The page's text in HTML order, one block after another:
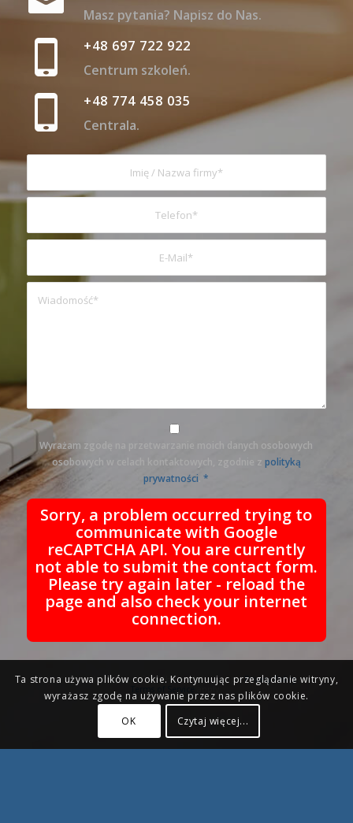
Masz pytania? Napisz do Nas.
+48 697 722 922
Centrum szkoleń.
+48 774 458 035
Centrala.
Wyrażam zgodę na przetwarzanie moich danych osobowych
osobowych w celach kontaktowych, zgodnie z polityką
prywatności .*
Sorry, a problem occurred trying to
communicate with Google
reCAPTCHA API. You are currently
not able to submit the contact form.
Please try again later - reload the
page and also check your internet
connection.
This site is protected by reCAPTCHA and the GooglePrivacy Policy and
Terms of Serviceapply.
Ta strona używa plików cookie. Kontynuując przeglądanie witryny,
wyrażasz zgodę na używanie przez nas plików cookie.
OK
Czytaj więcej...